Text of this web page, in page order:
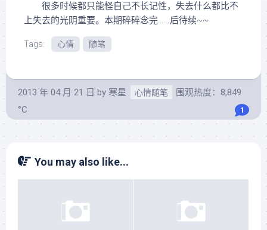
很多时候都只能怪自己不长记性，失去什么都比不
上失去的光阴重要。本期碎碎念完……后待续~~
Tags: 心情 随笔
2013 年 04 月 21 日 by 寒星 心情随笔
围观热度：8,849
°C
1
You may also like...